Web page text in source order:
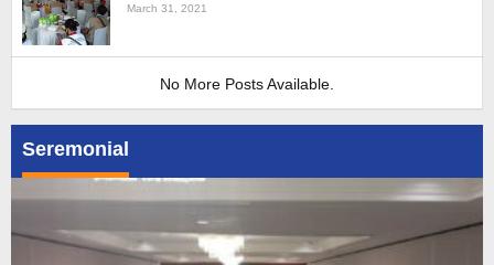
Seremonial
March 31, 2021
No More Posts Available.